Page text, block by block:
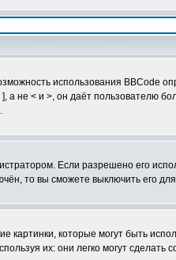
использования BBCode
а не < и >, он даёт пользователю
Если разрешено его
то вы сможете выключить его
картинки, которые могут быть
их: они легко могут